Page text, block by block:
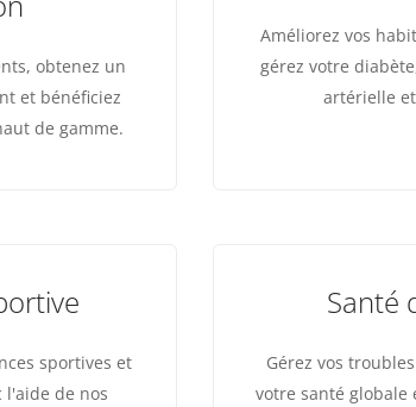
obtenez un
et bénéficiez
de gamme.
sportives et
l'aide de nos
Améliorez vos
gérez votre
artérielle
Santé
Gérez vos
votre santé globale